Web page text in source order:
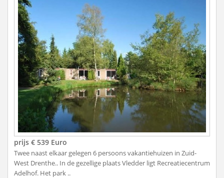
prijs € 539 Euro
Twee naast elkaar gelegen 6 persoons vakantiehuizen in Zuid-
West Drenthe.. In de gezellige plaats Vledder ligt Recreatiecentrum
Adelhof. Het park ..